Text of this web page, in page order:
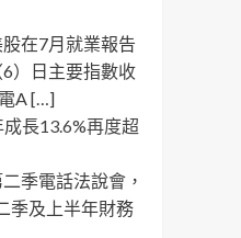
在7月就業報告
）日主要指數收
A […]
長13.6%再度超
季電話法說會，
季及上半年財務